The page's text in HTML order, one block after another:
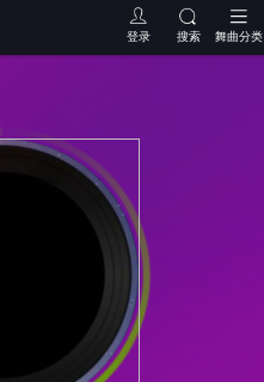
登录 搜索 舞曲分类